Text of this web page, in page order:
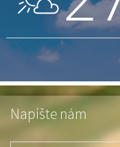
Napíšte nám